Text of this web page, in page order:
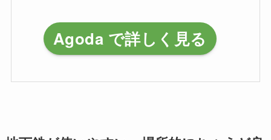
Agoda で詳しく見る